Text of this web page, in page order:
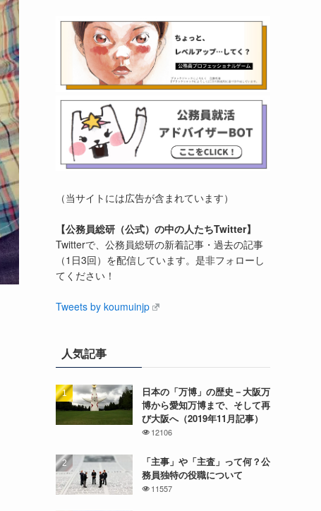
（当サイトには広告が含まれています）
【公務員総研（公式）の中の人たちTwitter】
Twitterで、公務員総研の新着記事・過去の記事
（1日3回）を配信しています。是非フォローし
てください！
Tweets by koumuinjp
人気記事
日本の「万博」の歴史－大阪万
博から愛知万博まで、そして再
び大阪へ（2019年11月記事）
12106
「主事」や「主査」って何？公
務員独特の役職について
11557